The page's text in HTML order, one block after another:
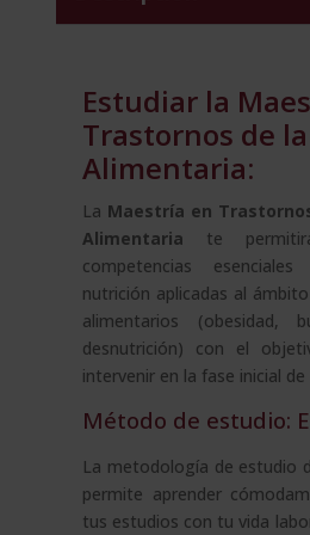
Estudiar la
Trastornos de
Alimentaria:
La Maestría en
Alimentaria te
competencias
nutrición aplicadas al
alimentarios (obesidad,
desnutrición) con el
intervenir en la fase inicial
Método de estudio:
La metodología de estudio
permite aprender
tus estudios con tu vida